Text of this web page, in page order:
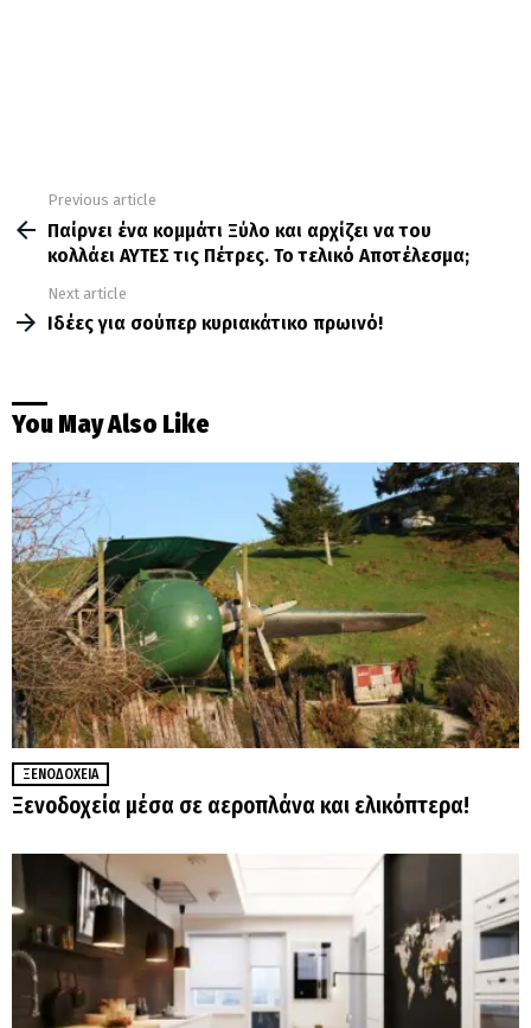
more
Previous article
Παίρνει ένα κομμάτι Ξύλο και αρχίζει να του
κολλάει ΑΥΤΕΣ τις Πέτρες. Το τελικό Αποτέλεσμα;
Next article
Ιδέες για σούπερ κυριακάτικο πρωινό!
You May Also Like
ΞΕΝΟΔΟΧΕΊΑ
Ξενοδοχεία μέσα σε αεροπλάνα και ελικόπτερα!